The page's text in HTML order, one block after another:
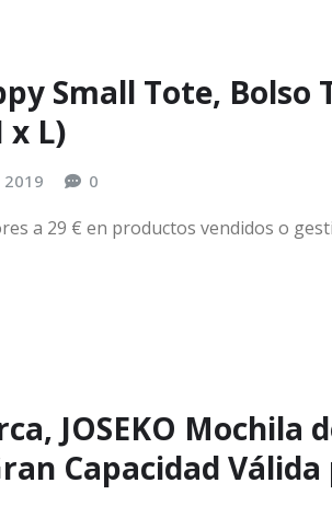
Small Tote, Bolso
x L)
2019 0
a 29 € en productos vendidos o
JOSEKO Mochila
Capacidad